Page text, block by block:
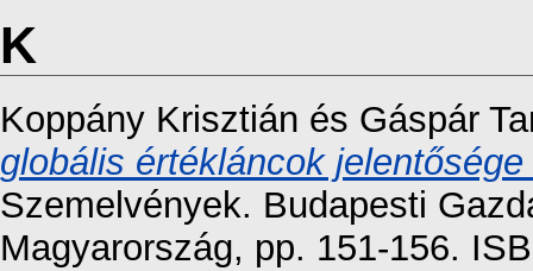
K
Koppány Krisztián és Gáspár
globális értékláncok
Szemelvények. Budapesti
Magyarország, pp. 151-156.